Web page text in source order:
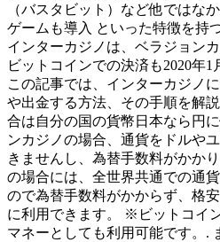
（バスタビット）など他ではな
ゲームも導入 といった特徴を持
インターカジノは、ベラジョン
ビットコインでの決済も2020年1
この記事では、インターカジノ
や出金する方法、その手順を解
合は自分の国の貨幣日本なら円
ンカジノの場合、通貨をドルや
きませんし、為替手数料がかか
の場合には、全世界共通での通
ので為替手数料がかからず、格
に利用できます。 ※ビットコイ
マネーとしても利用可能です。.